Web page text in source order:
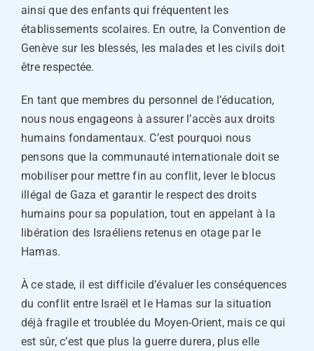
ainsi que des enfants qui fréquentent les
établissements scolaires. En outre, la Convention de
Genève sur les blessés, les malades et les civils doit
être respectée.
En tant que membres du personnel de l’éducation,
nous nous engageons à assurer l’accès aux droits
humains fondamentaux. C’est pourquoi nous
pensons que la communauté internationale doit se
mobiliser pour mettre fin au conflit, lever le blocus
illégal de Gaza et garantir le respect des droits
humains pour sa population, tout en appelant à la
libération des Israéliens retenus en otage par le
Hamas.
À ce stade, il est difficile d’évaluer les conséquences
du conflit entre Israël et le Hamas sur la situation
déjà fragile et troublée du Moyen-Orient, mais ce qui
est sûr, c’est que plus la guerre durera, plus elle